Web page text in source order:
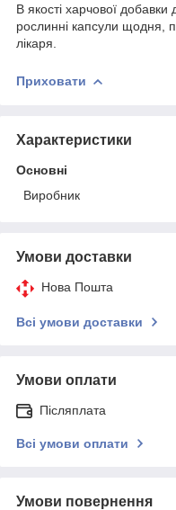
В якості харчової
рослинні капсули щодня,
лікаря.
Приховати
Характеристики
Основні
Виробник
Умови доставки
Нова Пошта
Всі умови доставки
Умови оплати
Післяплата
Всі умови оплати
Умови повернення